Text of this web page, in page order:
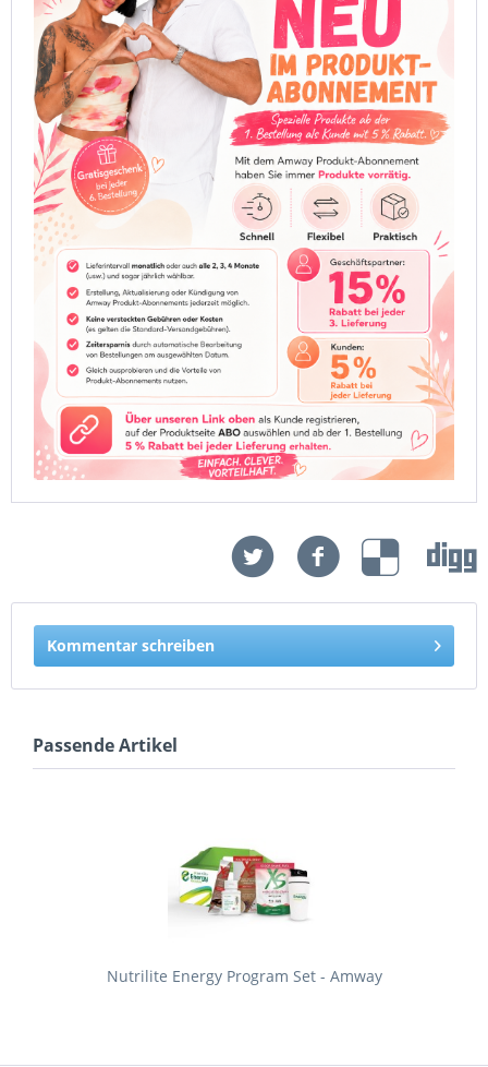
Kommentar schreiben
Passende Artikel
Nutrilite Energy Program Set - Amway